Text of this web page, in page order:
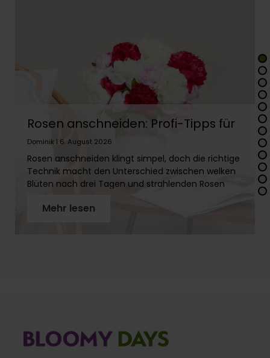
Rosen anschneiden: Profi-Tipps für
lange Frische
Dominik | 6. August 2026
Rosen anschneiden klingt simpel, doch die richtige
Technik macht den Unterschied zwischen welken
Blüten nach drei Tagen und strahlenden Rosen
Schritt für Schritt, wie Du Rosenstiele richtig
Mehr lesen